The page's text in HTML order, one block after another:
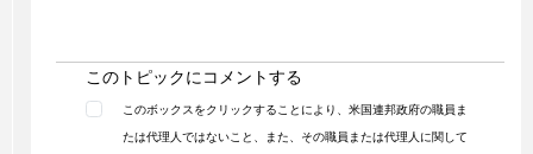
このトピックにコメントする
このボックスをクリックすることにより、米国連邦政府の職員ま
たは代理人ではないこと、また、その職員または代理人に関して